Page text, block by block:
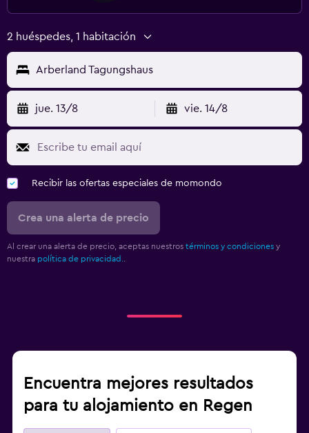
2 huéspedes, 1 habitación
Arberland Tagungshaus
jue. 13/8 vie. 14/8
Recibir las ofertas especiales de momondo
Crea una alerta de precio
Al crear una alerta de precio, aceptas nuestros términos y condiciones y
nuestra política de privacidad.
Encuentra mejores resultados
para tu alojamiento en Regen